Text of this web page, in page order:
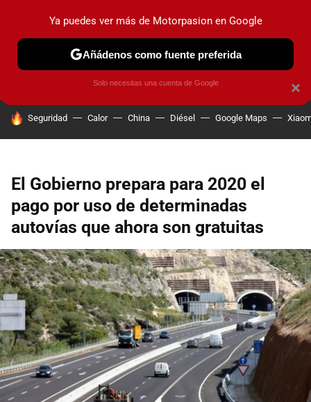
PRUEBAS COCHES ELÉCTRICOS OBSERVATORIO
HOY SE HABLA DE
Seguridad Calor China Diésel Google Maps
El Gobierno prepara para 2020 el
pago por uso de determinadas
autovías que ahora son gratuitas
×
Ya puedes ver más de Motorpasion en Google
Añádenos como fuente preferida
Solo necesitas una cuenta de Google